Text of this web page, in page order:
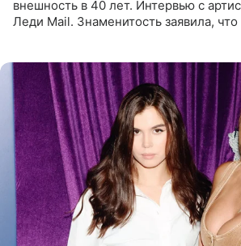
внешность в 40 лет. Интервью с
Леди Mail. Знаменитость заявила, что